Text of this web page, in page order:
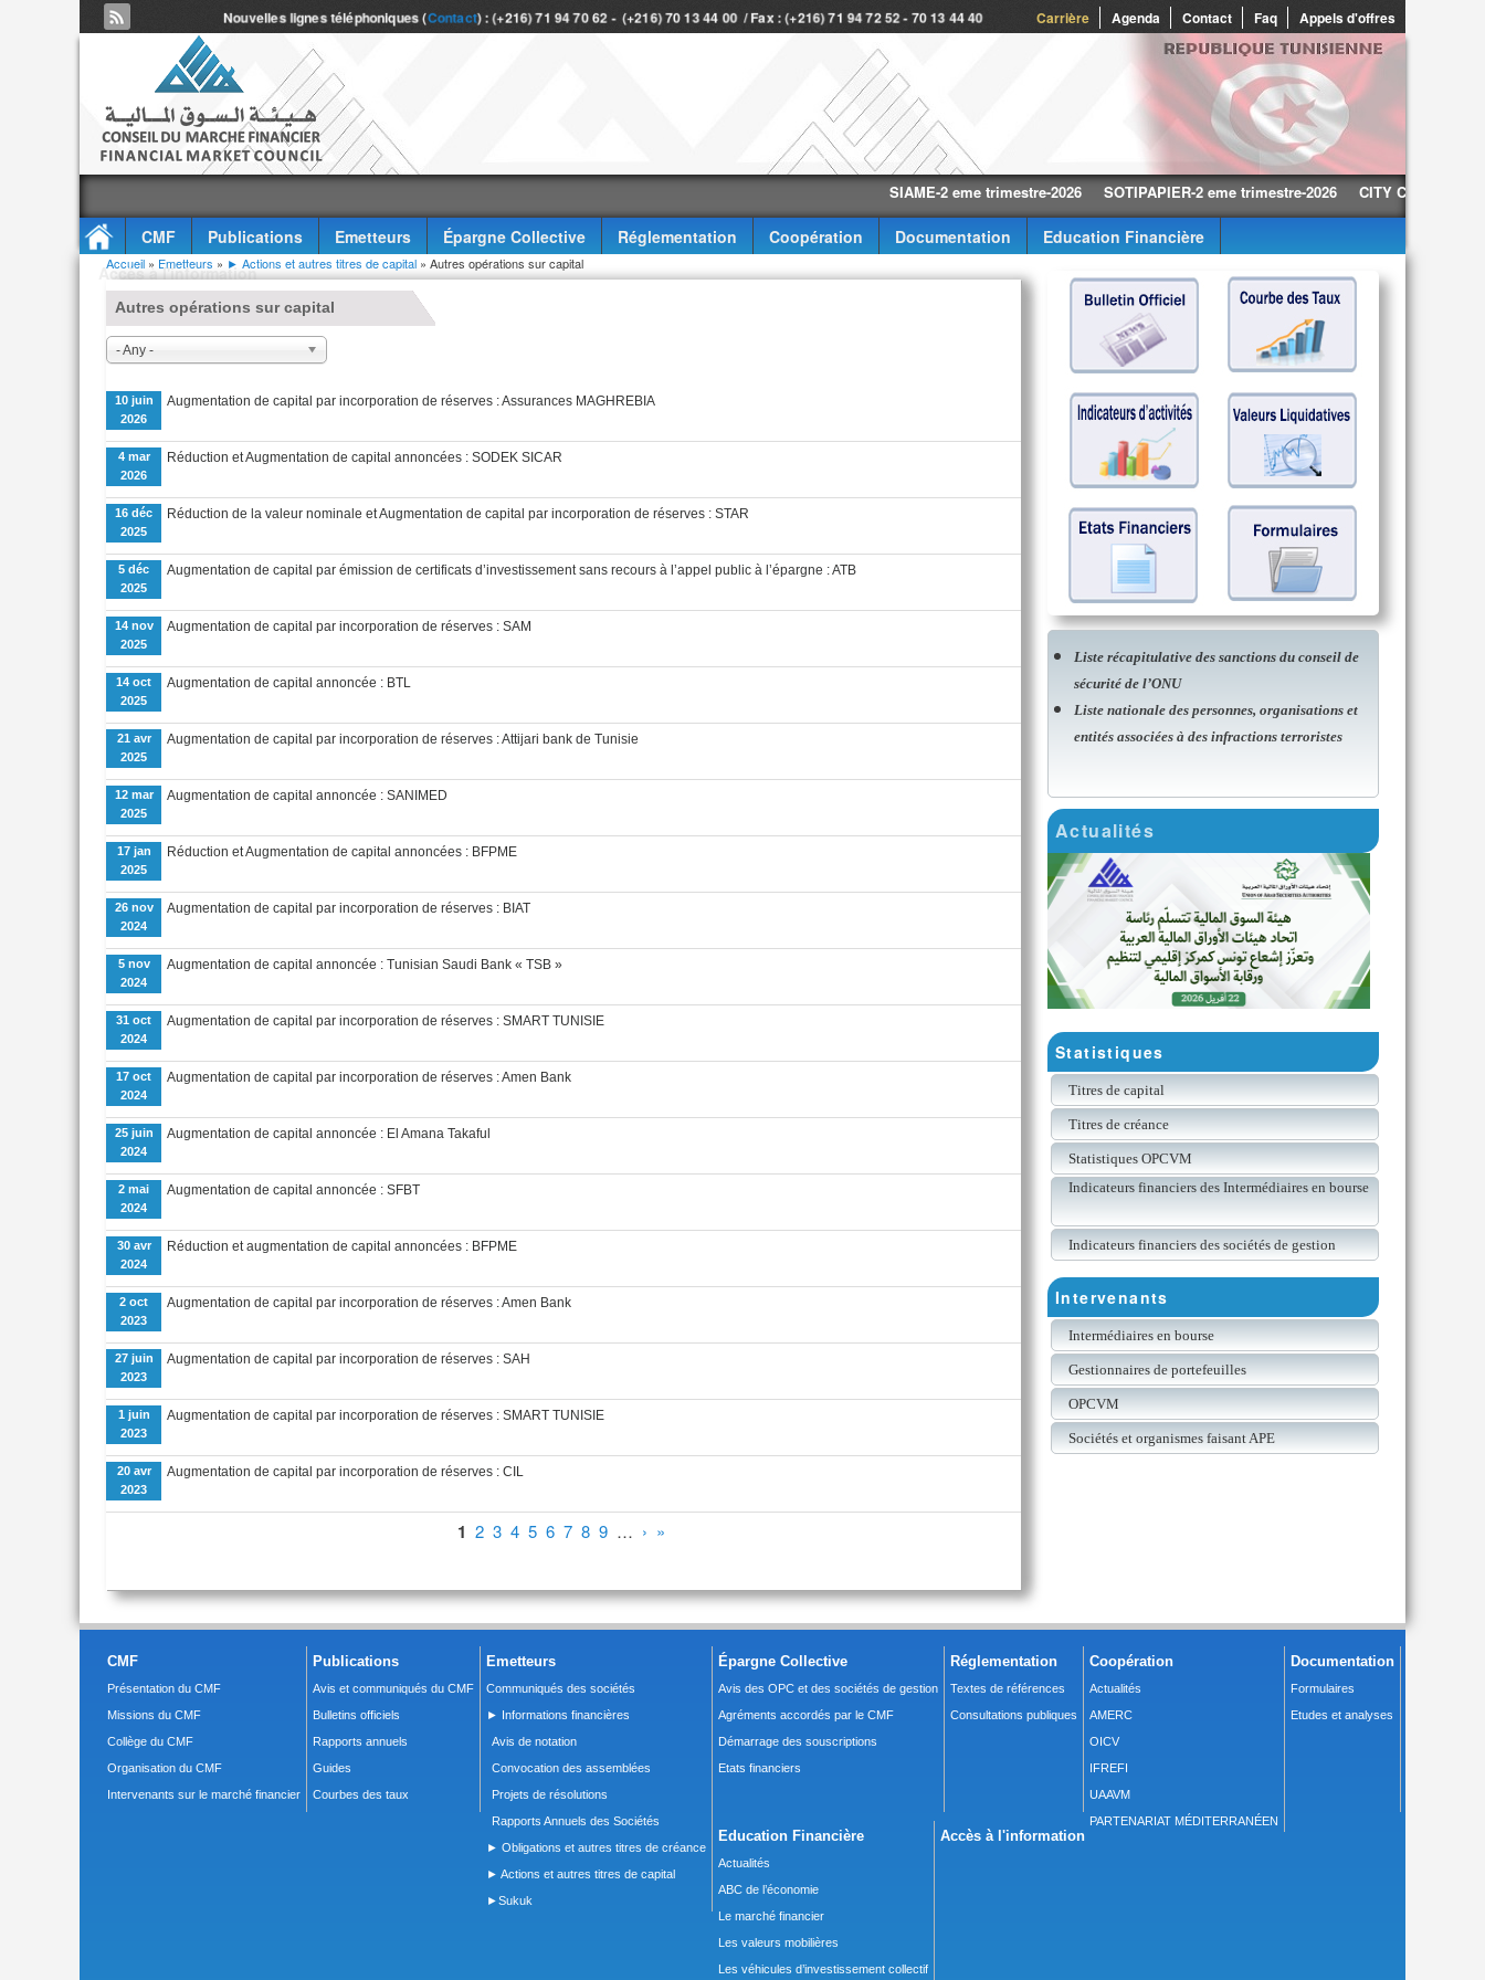
Carrière Agenda Contact Faq Appels d'offres
Nouvelles lignes téléphoniques (Contact) : (+216) 71 94 70 62 - (+216) 70 13 44 00 / Fax : (+216) 71 94 72 52 - 70 13 44 40
SIAME-2 eme trimestre-2026 SOTIPAPIER-2 eme trimestre-2026 CITY CARS-2 eme
CMF Publications Emetteurs Épargne Collective Réglementation Coopération Documentation
Education Financière
Accès à l'information
Vous êtes ici
Accueil » Emetteurs » ► Actions et autres titres de capital » Autres opérations sur capital
Autres opérations sur capital
- Any -
10 juin
2026
Augmentation de capital par incorporation de réserves : Assurances MAGHREBIA
4 mar
2026
Réduction et Augmentation de capital annoncées : SODEK SICAR
16 déc
2025
Réduction de la valeur nominale et Augmentation de capital par incorporation de réserves : STAR
5 déc
2025
Augmentation de capital par émission de certificats d’investissement sans recours à l’appel public à l’épargne : ATB
14 nov
2025
Augmentation de capital par incorporation de réserves : SAM
14 oct
2025
Augmentation de capital annoncée : BTL
21 avr
2025
Augmentation de capital par incorporation de réserves : Attijari bank de Tunisie
12 mar
2025
Augmentation de capital annoncée : SANIMED
17 jan
2025
Réduction et Augmentation de capital annoncées : BFPME
26 nov
2024
Augmentation de capital par incorporation de réserves : BIAT
5 nov
2024
Augmentation de capital annoncée : Tunisian Saudi Bank « TSB »
31 oct
2024
Augmentation de capital par incorporation de réserves : SMART TUNISIE
17 oct
2024
Augmentation de capital par incorporation de réserves : Amen Bank
25 juin
2024
Augmentation de capital annoncée : El Amana Takaful
2 mai
2024
Augmentation de capital annoncée : SFBT
30 avr
2024
Réduction et augmentation de capital annoncées : BFPME
2 oct
2023
Augmentation de capital par incorporation de réserves : Amen Bank
27 juin
2023
Augmentation de capital par incorporation de réserves : SAH
1 juin
2023
Augmentation de capital par incorporation de réserves : SMART TUNISIE
20 avr
2023
Augmentation de capital par incorporation de réserves : CIL
1 2 3 4 5 6 7 8 9 … › »
Liste récapitulative des sanctions du conseil de
sécurité de l’ONU
Liste nationale des personnes, organisations et
entités associées à des infractions terroristes
Actualités
Statistiques
Titres de capital
Titres de créance
Statistiques OPCVM
Indicateurs financiers des Intermédiaires en bourse
Indicateurs financiers des sociétés de gestion
Intervenants
Intermédiaires en bourse
Gestionnaires de portefeuilles
OPCVM
Sociétés et organismes faisant APE
CMF
Présentation du CMF
Missions du CMF
Collège du CMF
Organisation du CMF
Intervenants sur le marché financier
Publications
Avis et communiqués du CMF
Bulletins officiels
Rapports annuels
Guides
Courbes des taux
Emetteurs
Communiqués des sociétés
► Informations financières
Avis de notation
Convocation des assemblées
Projets de résolutions
Rapports Annuels des Sociétés
► Obligations et autres titres de créance
► Actions et autres titres de capital
►Sukuk
Épargne Collective
Avis des OPC et des sociétés de gestion
Agréments accordés par le CMF
Démarrage des souscriptions
Etats financiers
Réglementation
Textes de références
Consultations publiques
Coopération
Actualités
AMERC
OICV
IFREFI
UAAVM
PARTENARIAT MÉDITERRANÉEN
Documentation
Formulaires
Etudes et analyses
Education Financière
Actualités
ABC de l’économie
Le marché financier
Les valeurs mobilières
Les véhicules d’investissement collectif
Accès à l'information